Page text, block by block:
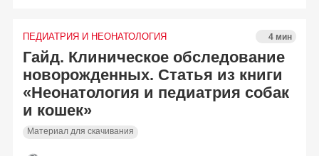
ПЕДИАТРИЯ И НЕОНАТОЛОГИЯ 4 мин
Гайд. Клиническое обследование
новорожденных. Статья из книги
«Неонатология и педиатрия собак
и кошек»
Материал для скачивания